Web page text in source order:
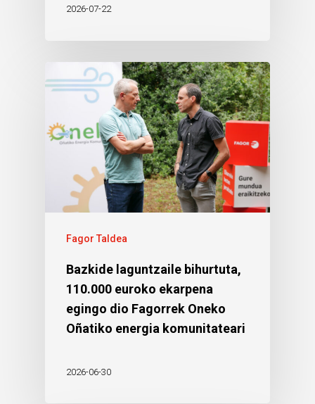
2026-07-22
Fagor Taldea
Bazkide laguntzaile bihurtuta,
110.000 euroko ekarpena
egingo dio Fagorrek Oneko
Oñatiko energia komunitateari
2026-06-30